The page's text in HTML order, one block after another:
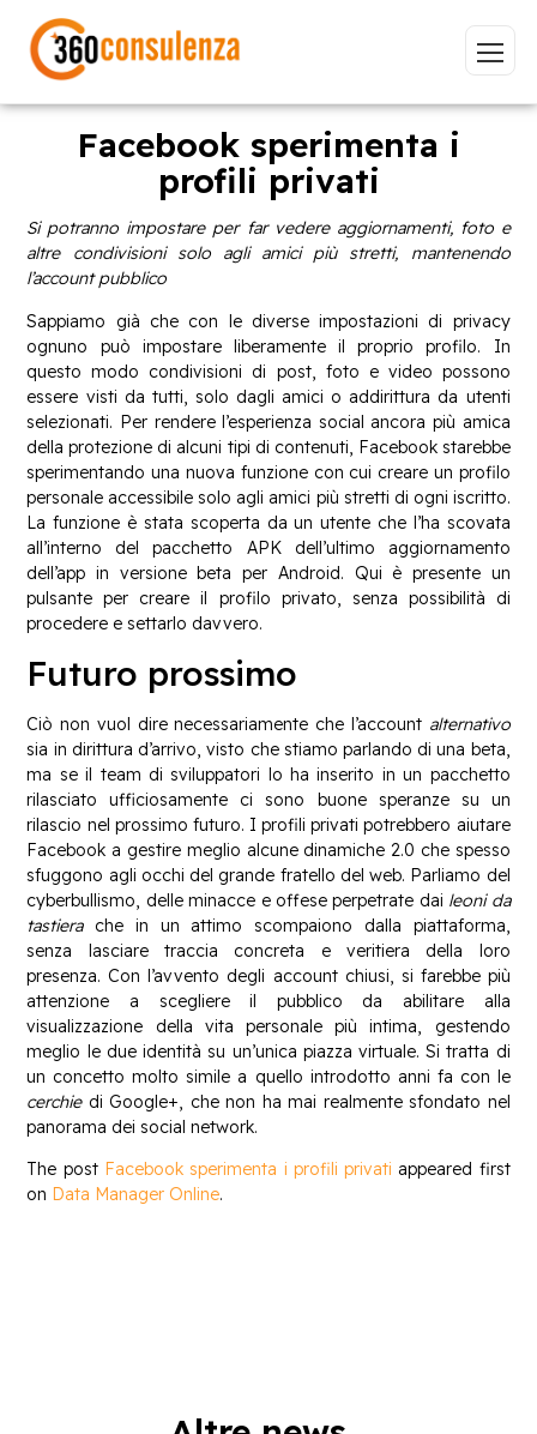
Vai
GDPR NIS2 Bandi ISO 27001
Sviluppo software BeeProd
Inizia a digitare per visualizzare le pagine consigliate.
Facebook sperimenta i
profili privati
Si potranno impostare per far vedere aggiornamenti, foto e
altre condivisioni solo agli amici più stretti, mantenendo
l’account pubblico
Sappiamo già che con le diverse impostazioni di privacy
ognuno può impostare liberamente il proprio profilo. In
questo modo condivisioni di post, foto e video possono
essere visti da tutti, solo dagli amici o addirittura da utenti
selezionati. Per rendere l’esperienza social ancora più amica
della protezione di alcuni tipi di contenuti, Facebook starebbe
sperimentando una nuova funzione con cui creare un profilo
personale accessibile solo agli amici più stretti di ogni iscritto.
La funzione è stata scoperta da un utente che l’ha scovata
all’interno del pacchetto APK dell’ultimo aggiornamento
dell’app in versione beta per Android. Qui è presente un
pulsante per creare il profilo privato, senza possibilità di
procedere e settarlo davvero.
Futuro prossimo
Ciò non vuol dire necessariamente che l’account alternativo
sia in dirittura d’arrivo, visto che stiamo parlando di una beta,
ma se il team di sviluppatori lo ha inserito in un pacchetto
rilasciato ufficiosamente ci sono buone speranze su un
rilascio nel prossimo futuro. I profili privati potrebbero aiutare
Facebook a gestire meglio alcune dinamiche 2.0 che spesso
sfuggono agli occhi del grande fratello del web. Parliamo del
cyberbullismo, delle minacce e offese perpetrate dai leoni da
tastiera che in un attimo scompaiono dalla piattaforma,
senza lasciare traccia concreta e veritiera della loro
presenza. Con l’avvento degli account chiusi, si farebbe più
attenzione a scegliere il pubblico da abilitare alla
visualizzazione della vita personale più intima, gestendo
meglio le due identità su un’unica piazza virtuale. Si tratta di
un concetto molto simile a quello introdotto anni fa con le
cerchie di Google+, che non ha mai realmente sfondato nel
panorama dei social network.
The post Facebook sperimenta i profili privati appeared first
on Data Manager Online.